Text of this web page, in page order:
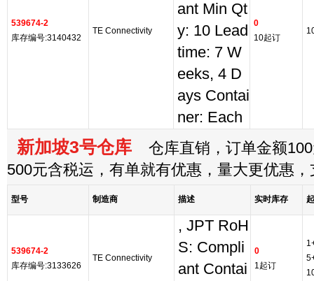
539674-2
库存编号:3140432
TE Connectivity
ant Min Qt
y: 10 Lead
time: 7 W
eeks, 4 D
ays Contai
ner: Each
0
10起订
新加坡3号仓库 仓库直销，订单金额
500元含税运，有单就有优惠，量大更优惠
型号 制造商 描述 实时库存
539674-2
库存编号:3133626
TE Connectivity
, JPT RoH
S: Compli
ant Contai
0
1起订